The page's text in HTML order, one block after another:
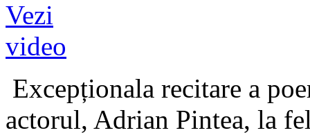
Excepționala recitare a
actorul, Adrian Pintea, la